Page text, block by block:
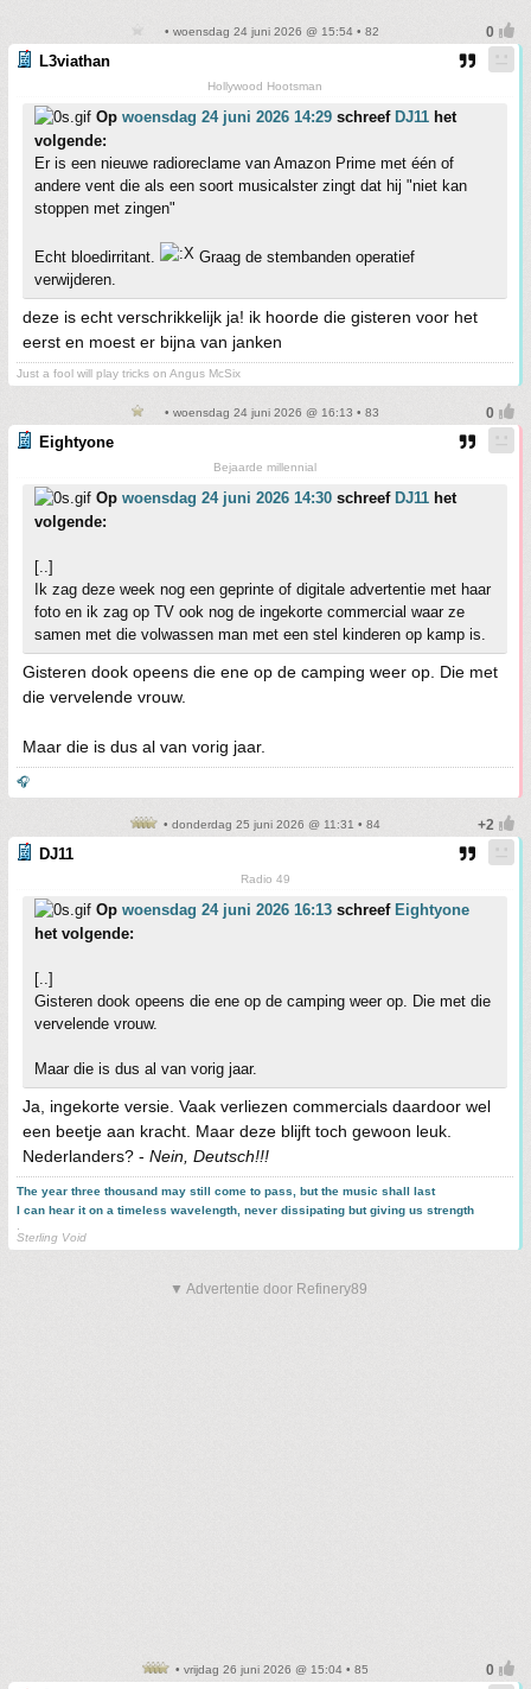
• woensdag 24 juni 2026 @ 15:54 • 82
L3viathan
Hollywood Hootsman
Op woensdag 24 juni 2026 14:29 schreef DJ11 het
volgende:
Er is een nieuwe radioreclame van Amazon Prime met één of
andere vent die als een soort musicalster zingt dat hij "niet kan
stoppen met zingen"
Echt bloedirritant.
Graag de stembanden operatief
verwijderen.
deze is echt verschrikkelijk ja! ik hoorde die gisteren voor het
eerst en moest er bijna van janken
Just a fool will play tricks on Angus McSix
• woensdag 24 juni 2026 @ 16:13 • 83
Eightyone
Bejaarde millennial
Op woensdag 24 juni 2026 14:30 schreef DJ11 het
volgende:
[..]
Ik zag deze week nog een geprinte of digitale advertentie met haar
foto en ik zag op TV ook nog de ingekorte commercial waar ze
samen met die volwassen man met een stel kinderen op kamp is.
Gisteren dook opeens die ene op de camping weer op. Die met
die vervelende vrouw.
Maar die is dus al van vorig jaar.
🎧
• donderdag 25 juni 2026 @ 11:31 • 84
DJ11
Radio 49
Op woensdag 24 juni 2026 16:13 schreef Eightyone
het volgende:
[..]
Gisteren dook opeens die ene op de camping weer op. Die met die
vervelende vrouw.
Maar die is dus al van vorig jaar.
Ja, ingekorte versie. Vaak verliezen commercials daardoor wel
een beetje aan kracht. Maar deze blijft toch gewoon leuk.
Nederlanders? - Nein, Deutsch!!!
The year three thousand may still come to pass, but the music shall last
I can hear it on a timeless wavelength, never dissipating but giving us strength
Sterling Void
▼ Advertentie door Refinery89
• vrijdag 26 juni 2026 @ 15:04 • 85